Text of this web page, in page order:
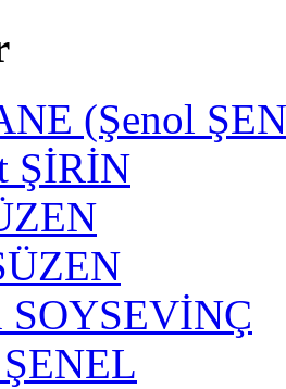
(Şenol
ŞİRİN
SOYSEVİNÇ
ŞENEL